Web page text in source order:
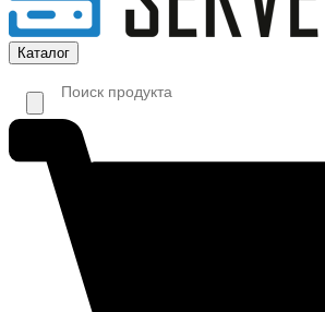
Каталог